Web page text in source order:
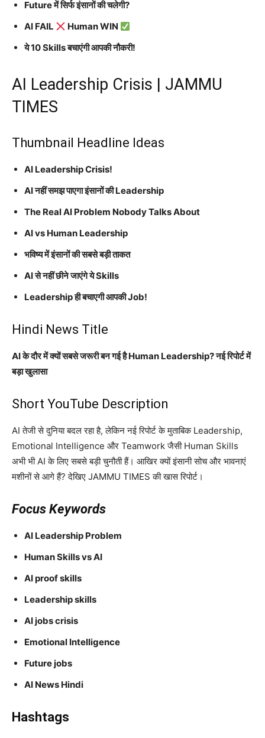
Future में सिर्फ इंसानों की चलेगी?
AI FAIL
Human WIN
ये 10 Skills बचाएंगी आपकी नौकरी!
AI Leadership Crisis | JAMMU
TIMES
Thumbnail Headline Ideas
AI Leadership Crisis!
AI नहीं समझ पाएगा इंसानों की Leadership
The Real AI Problem Nobody Talks About
AI vs Human Leadership
भविष्य में इंसानों की सबसे बड़ी ताकत
AI से नहीं छीने जाएंगे ये Skills
Leadership ही बचाएगी आपकी Job!
Hindi News Title
AI के दौर में क्यों सबसे जरूरी बन गई है Human Leadership? नई रिपोर्ट में
बड़ा खुलासा
Short YouTube Description
AI तेजी से दुनिया बदल रहा है, लेकिन नई रिपोर्ट के मुताबिक Leadership,
Emotional Intelligence और Teamwork जैसी Human Skills
अभी भी AI के लिए सबसे बड़ी चुनौती हैं। आखिर क्यों इंसानी सोच और भावनाएं
मशीनों से आगे हैं? देखिए JAMMU TIMES की खास रिपोर्ट।
Focus Keywords
AI Leadership Problem
Human Skills vs AI
AI proof skills
Leadership skills
AI jobs crisis
Emotional Intelligence
Future jobs
AI News Hindi
Hashtags